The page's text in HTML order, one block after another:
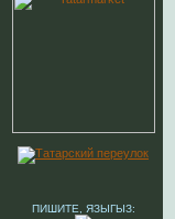
ПИШИТЕ, ЯЗЫГЫЗ: